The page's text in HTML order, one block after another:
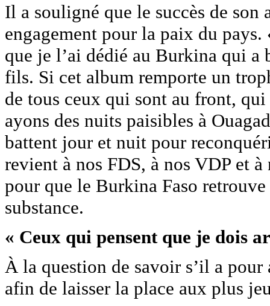
Il a souligné que le succès de
engagement pour la paix du pays.
que je l’ai dédié au Burkina qui a
fils. Si cet album remporte un
de tous ceux qui sont au front,
ayons des nuits paisibles à
battent jour et nuit pour
revient à nos FDS, à nos VDP et
pour que le Burkina Faso
substance.
« Ceux qui pensent que je dois
À la question de savoir s’il a
afin de laisser la place aux plus